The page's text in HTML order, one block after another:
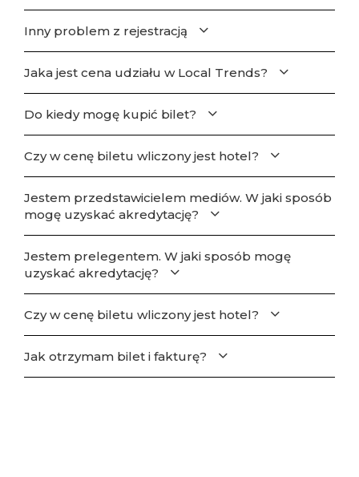
Inny problem z rejestracją
Jaka jest cena udziału w Local Trends?
Do kiedy mogę kupić bilet?
Czy w cenę biletu wliczony jest hotel?
Jestem przedstawicielem mediów. W jaki sposób
mogę uzyskać akredytację?
Jestem prelegentem. W jaki sposób mogę
uzyskać akredytację?
Czy w cenę biletu wliczony jest hotel?
Jak otrzymam bilet i fakturę?